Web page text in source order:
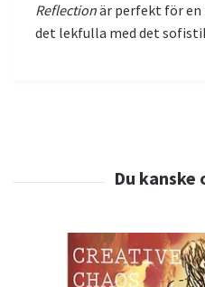
Reflectionär perfekt för en
det lekfulla med det